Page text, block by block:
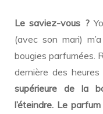
Le saviez-vous ?
(avec son mari)
bougies parfumées.
dernière des
supérieure de la
l’éteindre. Le